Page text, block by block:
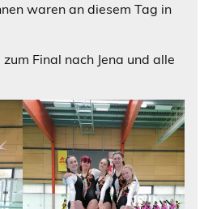
waren an diesem Tag in
Final nach Jena und alle